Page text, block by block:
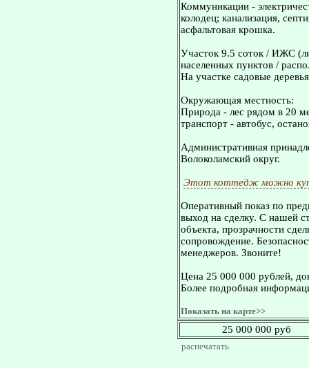
Коммуникации -
колодец; канализация,
асфальтовая крошка.
Участок 9.5 соток / ИЖС
населенных пунктов /
На участке садовые
Окружающая местность:
Природа - лес рядом в 20
транспорт - автобус,
Административная
Волоколамский округ.
Этот коттедж можно
Оперативный показ по
выход на сделку. С нашей
объекта, прозрачности
сопровождение.
менеджеров. Звоните!
Цена 25 000 000 рублей,
Более подробная
Показать на карте>>
25 000 000 руб
распечатать